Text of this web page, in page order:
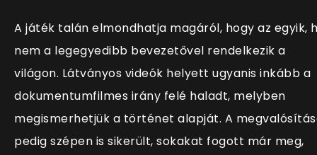
A játék talán elmondhatja magáról, hogy az egyik,
nem a legegyedibb bevezetővel rendelkezik a
világon. Látványos videók helyett ugyanis inkább a
dokumentumfilmes irány felé haladt, melyben
megismerhetjük a történet alapját. A
pedig szépen is sikerült, sokakat fogott már meg,